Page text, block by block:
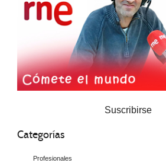
Suscribirse
Categorías
Profesionales